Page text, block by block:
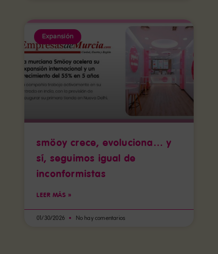
Expansión
smöoy crece, evoluciona… y
sí, seguimos igual de
inconformistas
LEER MÁS »
01/30/2026 No hay comentarios